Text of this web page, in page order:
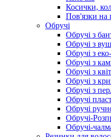
Косички,
Пов'язки на
Обручі
Обручі з
Обручі з
Обручі з
Обручі з
Обручі з
Обручі з
Обручі з
Обручі
Обручі
Обручі-
Обручі-